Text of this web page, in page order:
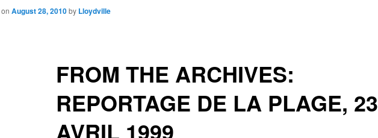
FROM THE ARCHIVES:
REPORTAGE DE LA PLAGE, 23
AVRIL 1999
August 28, 2010by Lloydville